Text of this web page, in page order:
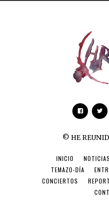
© HE
INICIO NOTICIAS
TEMAZO-DÍA
CONCIERTOS